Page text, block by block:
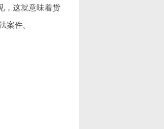
，这就意味着货
案件。